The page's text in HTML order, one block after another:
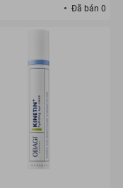
Đã bán 0